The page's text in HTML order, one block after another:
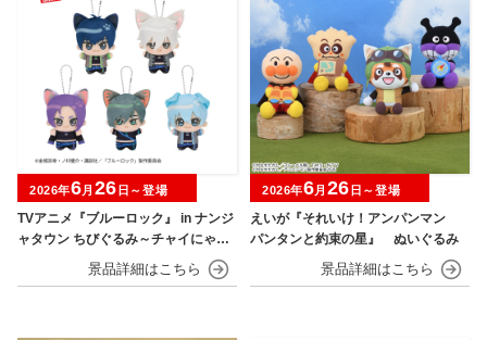
TVアニメ『ブルーロック』 in ナンジ
ャタウン ちびぐるみ～チャイにゃFe
2026年6月 26 日～登場
えいが『それいけ！アンパンマン
パンタンと約束の星』 ぬいぐるみ
2026年6月 26 日～登場